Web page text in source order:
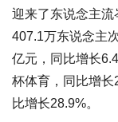
迎来了东说念主
407.1万东说念主
亿元，同比增长
杯体育，同比增长
比增长28.9%。